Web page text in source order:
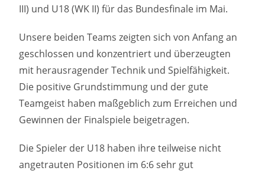
III) und U18 (WK II) für das Bundesfinale im Mai.
Unsere beiden Teams zeigten sich von Anfang an
geschlossen und konzentriert und überzeugten
mit herausragender Technik und Spielfähigkeit.
Die positive Grundstimmung und der gute
Teamgeist haben maßgeblich zum Erreichen und
Gewinnen der Finalspiele beigetragen.
Die Spieler der U18 haben ihre teilweise nicht
angetrauten Positionen im 6:6 sehr gut